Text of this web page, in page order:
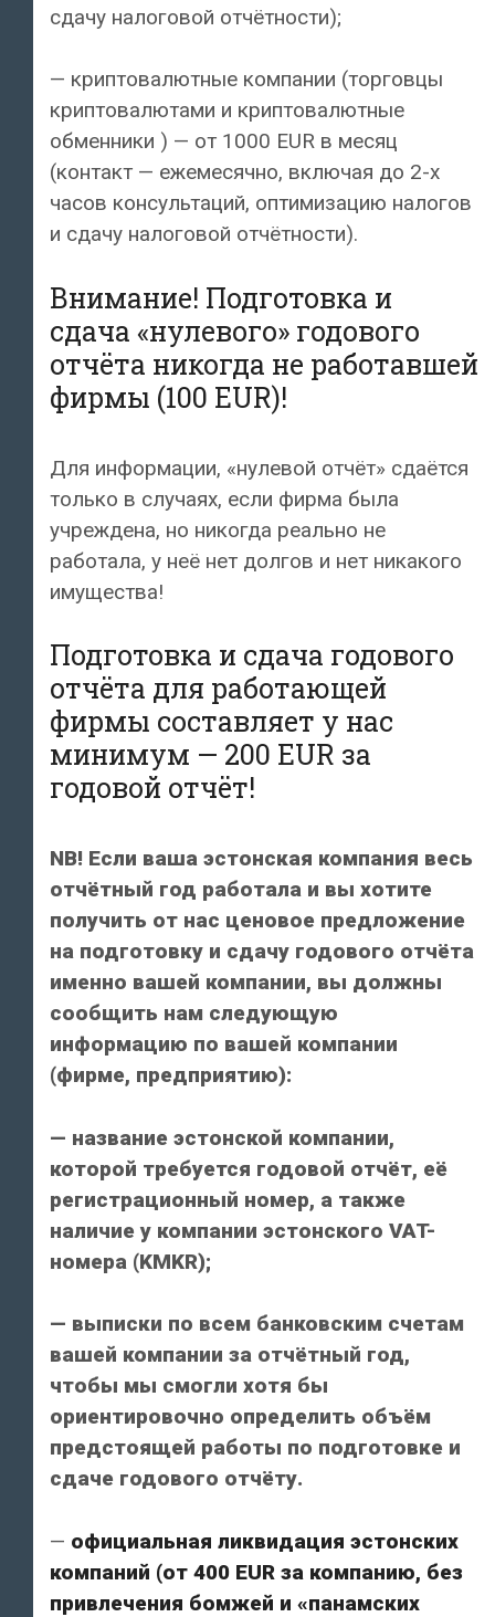
сдачу налоговой отчётности);
— криптовалютные компании (торговцы
криптовалютами и криптовалютные
обменники ) — от 1000 EUR в месяц
(контакт — ежемесячно, включая до 2-х
часов консультаций, оптимизацию налогов
и сдачу налоговой отчётности).
Внимание! Подготовка и
сдача «нулевого» годового
отчёта никогда не работавшей
фирмы (100 EUR)!
Для информации, «нулевой отчёт» сдаётся
только в случаях, если фирма была
учреждена, но никогда реально не
работала, у неё нет долгов и нет никакого
имущества!
Подготовка и сдача годового
отчёта для работающей
фирмы составляет у нас
минимум — 200 EUR за
годовой отчёт!
NB! Если ваша эстонская компания весь
отчётный год работала и вы хотите
получить от нас ценовое предложение
на подготовку и сдачу годового отчёта
именно вашей компании, вы должны
сообщить нам следующую
информацию по вашей компании
(фирме, предприятию):
— название эстонской компании,
которой требуется годовой отчёт, её
регистрационный номер, а также
наличие у компании эстонского VAT-
номера (KMKR);
— выписки по всем банковским счетам
вашей компании за отчётный год,
чтобы мы смогли хотя бы
ориентировочно определить объём
предстоящей работы по подготовке и
сдаче годового отчёту.
— официальная ликвидация эстонских
компаний (от 400 EUR за компанию, без
привлечения бомжей и «панамских